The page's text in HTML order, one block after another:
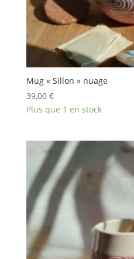
Mug « Sillon » nuage
39,00 €
Plus que 1 en stock